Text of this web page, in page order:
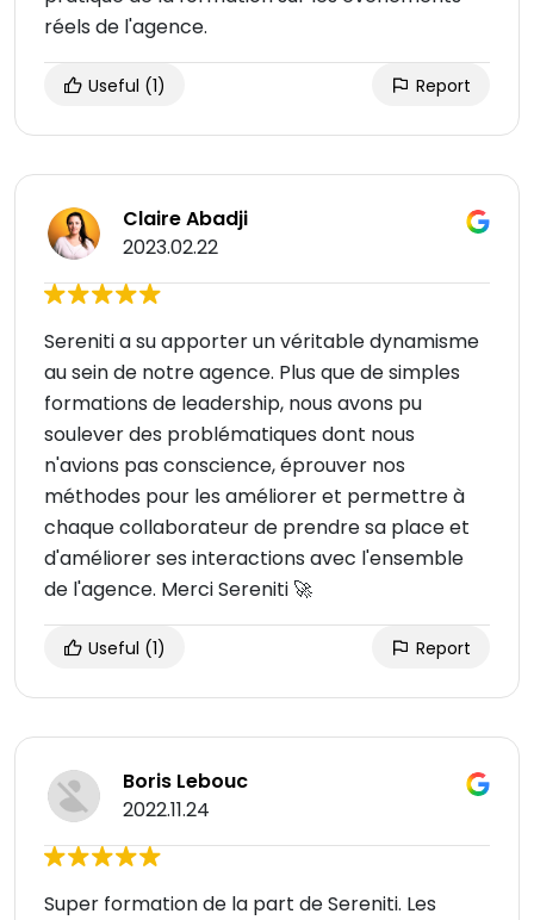
réels de l'agence.
Useful (1) Report
Claire Abadji
2023.02.22
Sereniti a su apporter un véritable dynamisme
au sein de notre agence. Plus que de simples
formations de leadership, nous avons pu
soulever des problématiques dont nous
n'avions pas conscience, éprouver nos
méthodes pour les améliorer et permettre à
chaque collaborateur de prendre sa place et
d'améliorer ses interactions avec l'ensemble
de l'agence. Merci Sereniti 🚀
Useful (1) Report
Boris Lebouc
2022.11.24
Super formation de la part de Sereniti. Les